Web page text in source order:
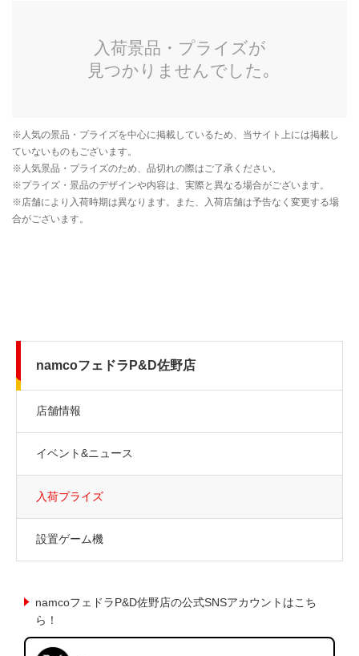
namcoフェドラP&D佐野店
店舗情報
イベント&ニュース
入荷プライズ
設置ゲーム機
namcoフェドラP&D佐野店の公式SNSアカウントはこち
ら！